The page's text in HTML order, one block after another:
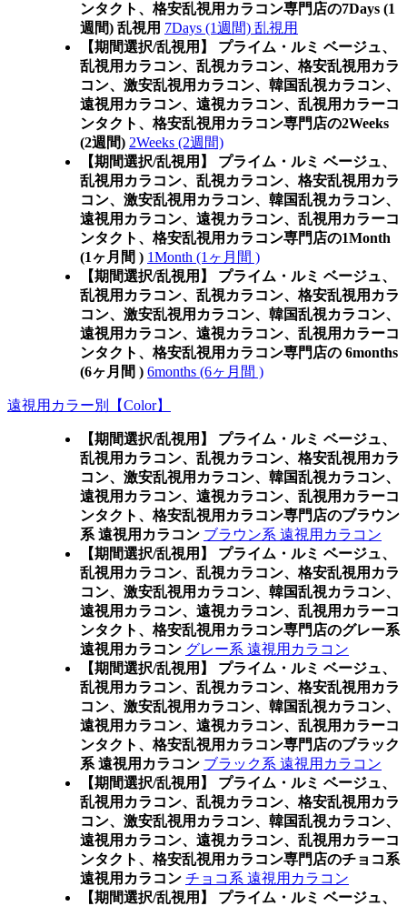
ンタクト、格安乱視用カラコン専門店の7Days (1
週間) 乱視用 7Days (1週間) 乱視用
【期間選択/乱視用】 プライム・ルミ ベージュ、
乱視用カラコン、乱視カラコン、格安乱視用カラ
コン、激安乱視用カラコン、韓国乱視カラコン、
遠視用カラコン、遠視カラコン、乱視用カラーコ
ンタクト、格安乱視用カラコン専門店の2Weeks
(2週間) 2Weeks (2週間)
【期間選択/乱視用】 プライム・ルミ ベージュ、
乱視用カラコン、乱視カラコン、格安乱視用カラ
コン、激安乱視用カラコン、韓国乱視カラコン、
遠視用カラコン、遠視カラコン、乱視用カラーコ
ンタクト、格安乱視用カラコン専門店の1Month
(1ヶ月間 ) 1Month (1ヶ月間 )
【期間選択/乱視用】 プライム・ルミ ベージュ、
乱視用カラコン、乱視カラコン、格安乱視用カラ
コン、激安乱視用カラコン、韓国乱視カラコン、
遠視用カラコン、遠視カラコン、乱視用カラーコ
ンタクト、格安乱視用カラコン専門店の 6months
(6ヶ月間 ) 6months (6ヶ月間 )
遠視用カラー別【Color】
【期間選択/乱視用】 プライム・ルミ ベージュ、
乱視用カラコン、乱視カラコン、格安乱視用カラ
コン、激安乱視用カラコン、韓国乱視カラコン、
遠視用カラコン、遠視カラコン、乱視用カラーコ
ンタクト、格安乱視用カラコン専門店のブラウン
系 遠視用カラコン ブラウン系 遠視用カラコン
【期間選択/乱視用】 プライム・ルミ ベージュ、
乱視用カラコン、乱視カラコン、格安乱視用カラ
コン、激安乱視用カラコン、韓国乱視カラコン、
遠視用カラコン、遠視カラコン、乱視用カラーコ
ンタクト、格安乱視用カラコン専門店のグレー系
遠視用カラコン グレー系 遠視用カラコン
【期間選択/乱視用】 プライム・ルミ ベージュ、
乱視用カラコン、乱視カラコン、格安乱視用カラ
コン、激安乱視用カラコン、韓国乱視カラコン、
遠視用カラコン、遠視カラコン、乱視用カラーコ
ンタクト、格安乱視用カラコン専門店のブラック
系 遠視用カラコン ブラック系 遠視用カラコン
【期間選択/乱視用】 プライム・ルミ ベージュ、
乱視用カラコン、乱視カラコン、格安乱視用カラ
コン、激安乱視用カラコン、韓国乱視カラコン、
遠視用カラコン、遠視カラコン、乱視用カラーコ
ンタクト、格安乱視用カラコン専門店のチョコ系
遠視用カラコン チョコ系 遠視用カラコン
【期間選択/乱視用】 プライム・ルミ ベージュ、